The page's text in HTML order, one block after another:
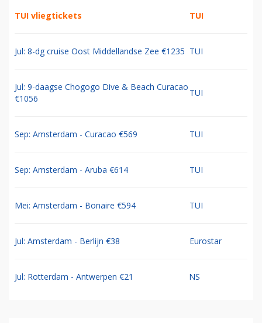
TUI vliegtickets TUI
Jul: 8-dg cruise Oost Middellandse Zee €1235 TUI
Jul: 9-daagse Chogogo Dive & Beach Curacao
€1056
TUI
Sep: Amsterdam - Curacao €569 TUI
Sep: Amsterdam - Aruba €614 TUI
Mei: Amsterdam - Bonaire €594 TUI
Jul: Amsterdam - Berlijn €38 Eurostar
Jul: Rotterdam - Antwerpen €21 NS